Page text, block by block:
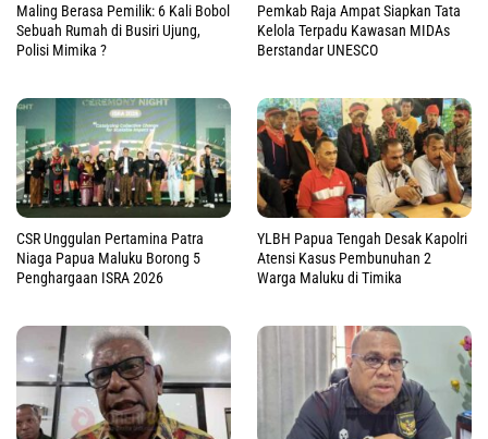
Maling Berasa Pemilik: 6 Kali Bobol
Sebuah Rumah di Busiri Ujung,
Polisi Mimika ?
Pemkab Raja Ampat Siapkan Tata
Kelola Terpadu Kawasan MIDAs
Berstandar UNESCO
CSR Unggulan Pertamina Patra
Niaga Papua Maluku Borong 5
Penghargaan ISRA 2026
YLBH Papua Tengah Desak Kapolri
Atensi Kasus Pembunuhan 2
Warga Maluku di Timika